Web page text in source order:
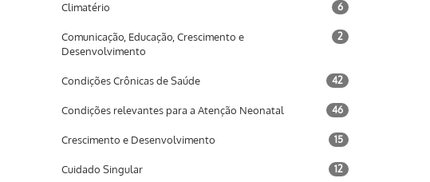
Climatério 6
Comunicação, Educação, Crescimento e
Desenvolvimento
2
Condições Crônicas de Saúde 42
Condições relevantes para a Atenção Neonatal 46
Crescimento e Desenvolvimento 15
Cuidado Singular 12